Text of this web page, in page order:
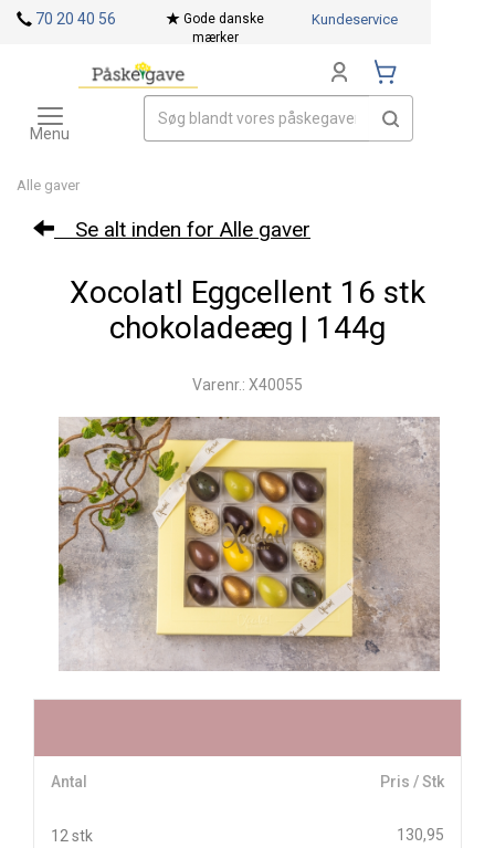
Alle gaver
Se alt inden for Alle gaver
Xocolatl Eggcellent 16 stk
chokoladeæg | 144g
Varenr.: X40055
Antal Pris / Stk
12 stk 130,95
70 20 40 56
Gode danske
mærker
Kundeservice
Toggle
navigation
Menu
Mærker